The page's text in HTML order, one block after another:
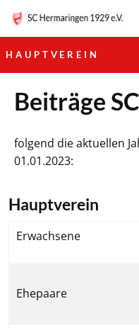
HAUPTVEREIN
HAUPTVEREIN
FUSSBALL
GYMNASTIK
TISCHTENNIS
Beiträge
folgend die aktuellen
01.01.2023:
Hauptverein
Erwachsene
Ehepaare